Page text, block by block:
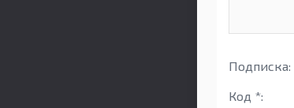
Подписка:
Код *: